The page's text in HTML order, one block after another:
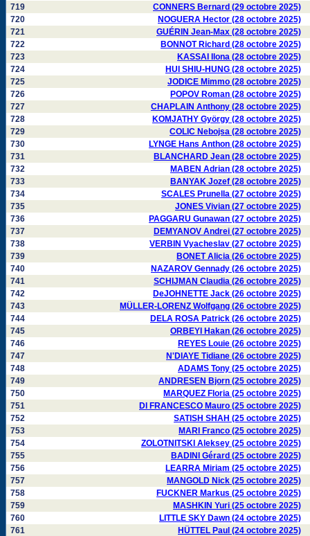
719
CONNERS Bernard (29 octobre 2025)
720
NOGUERA Hector (28 octobre 2025)
721
GUÉRIN Jean-Max (28 octobre 2025)
722
BONNOT Richard (28 octobre 2025)
723
KASSAI Ilona (28 octobre 2025)
724
HUI SHIU-HUNG (28 octobre 2025)
725
JODICE Mimmo (28 octobre 2025)
726
POPOV Roman (28 octobre 2025)
727
CHAPLAIN Anthony (28 octobre 2025)
728
KOMJATHY György (28 octobre 2025)
729
COLIC Nebojsa (28 octobre 2025)
730
LYNGE Hans Anthon (28 octobre 2025)
731
BLANCHARD Jean (28 octobre 2025)
732
MABEN Adrian (28 octobre 2025)
733
BANYAK Jozef (28 octobre 2025)
734
SCALES Prunella (27 octobre 2025)
735
JONES Vivian (27 octobre 2025)
736
PAGGARU Gunawan (27 octobre 2025)
737
DEMYANOV Andrei (27 octobre 2025)
738
VERBIN Vyacheslav (27 octobre 2025)
739
BONET Alicia (26 octobre 2025)
740
NAZAROV Gennady (26 octobre 2025)
741
SCHIJMAN Claudia (26 octobre 2025)
742
DeJOHNETTE Jack (26 octobre 2025)
743
MÜLLER-LORENZ Wolfgang (26 octobre 2025)
744
DELA ROSA Patrick (26 octobre 2025)
745
ORBEYI Hakan (26 octobre 2025)
746
REYES Louie (26 octobre 2025)
747
N'DIAYE Tidiane (26 octobre 2025)
748
ADAMS Tony (25 octobre 2025)
749
ANDRESEN Bjorn (25 octobre 2025)
750
MARQUEZ Floria (25 octobre 2025)
751
DI FRANCESCO Mauro (25 octobre 2025)
752
SATISH SHAH (25 octobre 2025)
753
MARI Franco (25 octobre 2025)
754
ZOLOTNITSKI Aleksey (25 octobre 2025)
755
BADINI Gérard (25 octobre 2025)
756
LEARRA Miriam (25 octobre 2025)
757
MANGOLD Nick (25 octobre 2025)
758
FUCKNER Markus (25 octobre 2025)
759
MASHKIN Yuri (25 octobre 2025)
760
LITTLE SKY Dawn (24 octobre 2025)
761
HÜTTEL Paul (24 octobre 2025)